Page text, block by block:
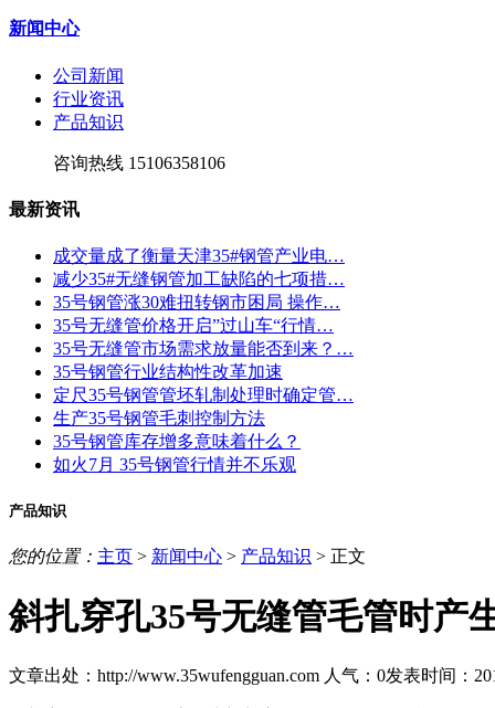
新闻中心
公司新闻
行业资讯
产品知识
咨询热线 15106358106
最新资讯
成交量成了衡量天津35#钢管产业电…
减少35#无缝钢管加工缺陷的七项措…
35号钢管涨30难扭转钢市困局 操作…
35号无缝管价格开启”过山车“行情…
35号无缝管市场需求放量能否到来？…
35号钢管行业结构性改革加速
定尺35号钢管管坯轧制处理时确定管…
生产35号钢管毛刺控制方法
35号钢管库存增多意味着什么？
如火7月 35号钢管行情并不乐观
产品知识
您的位置： 主页 > 新闻中心 > 产品知识 > 正文
斜扎穿孔35号无缝管毛管时产
文章出处：http://www.35wufengguan.com 人气： 0发表时间：